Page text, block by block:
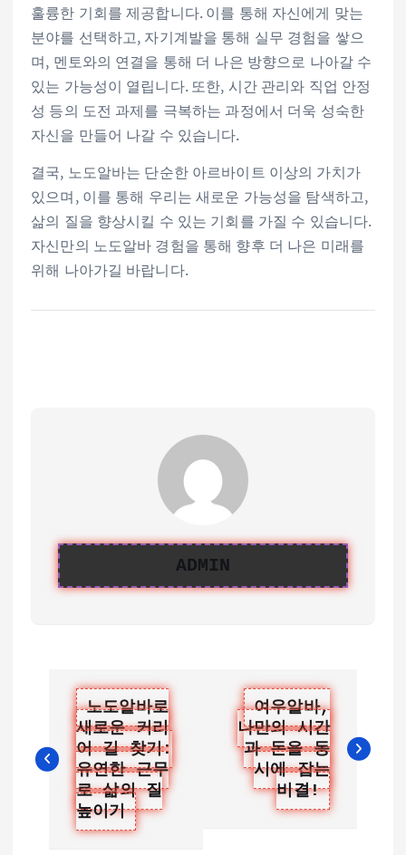
훌륭한 기회를 제공합니다. 이를 통해 자신에게 맞는
분야를 선택하고, 자기계발을 통해 실무 경험을 쌓으
며, 멘토와의 연결을 통해 더 나은 방향으로 나아갈 수
있는 가능성이 열립니다. 또한, 시간 관리와 직업 안정
성 등의 도전 과제를 극복하는 과정에서 더욱 성숙한
자신을 만들어 나갈 수 있습니다.
결국, 노도알바는 단순한 아르바이트 이상의 가치가
있으며, 이를 통해 우리는 새로운 가능성을 탐색하고,
삶의 질을 향상시킬 수 있는 기회를 가질 수 있습니다.
자신만의 노도알바 경험을 통해 향후 더 나은 미래를
위해 나아가길 바랍니다.
ADMIN
글
탐
색
노도알바로
새로운 커리
어 길 찾기:
유연한 근무
로 삶의 질
높이기
여우알바,
나만의 시간
과 돈을 동
시에 잡는
비결!